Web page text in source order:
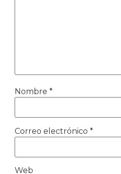
Nombre *
Correo electrónico *
Web